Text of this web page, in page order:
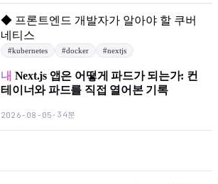
◆ 프론트엔드 개발자가 알아야 할 쿠버
네티스
#kubernetes #docker #nextjs
내 Next.js 앱은 어떻게 파드가 되는가: 컨
테이너와 파드를 직접 열어본 기록
2026-08-05 · 34분